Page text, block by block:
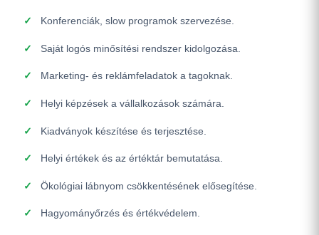
Konferenciák, slow programok szervezése.
Saját logós minősítési rendszer kidolgozása.
Marketing- és reklámfeladatok a tagoknak.
Helyi képzések a vállalkozások számára.
Kiadványok készítése és terjesztése.
Helyi értékek és az értéktár bemutatása.
Ökológiai lábnyom csökkentésének elősegítése.
Hagyományőrzés és értékvédelem.